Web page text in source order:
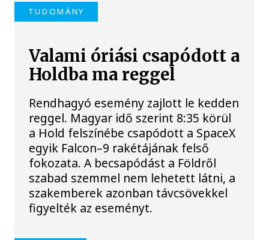
TUDOMÁNY
Valami óriási csapódott a
Holdba ma reggel
Rendhagyó esemény zajlott le kedden
reggel. Magyar idő szerint 8:35 körül
a Hold felszínébe csapódott a SpaceX
egyik Falcon–9 rakétájának felső
fokozata. A becsapódást a Földről
szabad szemmel nem lehetett látni, a
szakemberek azonban távcsövekkel
figyelték az eseményt.